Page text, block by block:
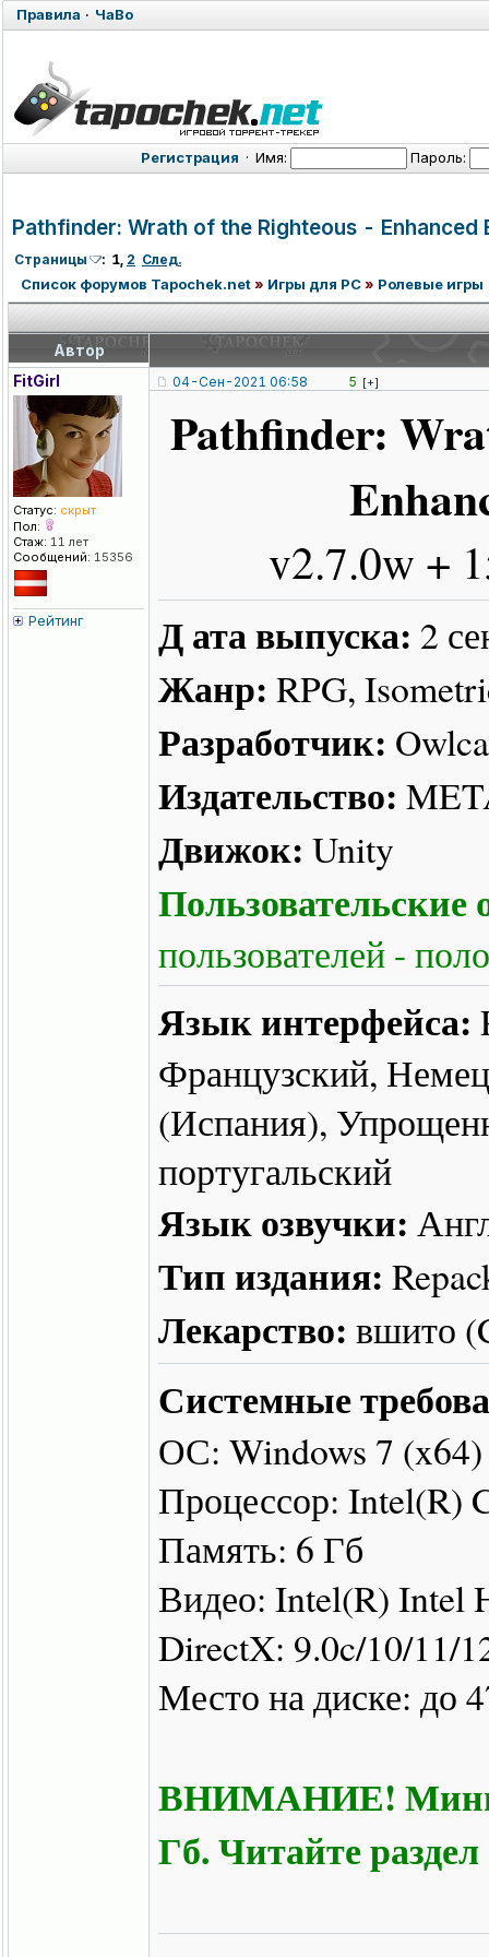
Правила · ЧаВо
Регистрация · Имя: Пароль:
Pathfinder: Wrath of the Righteous - Enhanced
Страницы : 1, 2 След.
Список форумов Tapochek.net» Игры для PC» Ролевые игры
Автор
FitGirl
Статус: скрыт
Пол:
Стаж: 11 лет
Сообщений: 15356
Рейтинг
04-Сен-2021 06:58 5 [+]
Pathfinder:
v2.7.0w +
Д ата выпуска: 2
Жанр: RPG,
Разработчик:
Издательство:
Движок: Unity
Пользовательские
пользователей -
Язык интерфейса:
Французский,
(Испания),
португальский
Язык озвучки:
Тип издания:
Лекарство: вшито
Системные
ОС: Windows 7 (x64)
Процессор: Intel(R)
Память: 6 Гб
Видео: Intel(R) Intel
DirectX: 9.0c/10/11/
Место на диске: до
ВНИМАНИЕ!
Гб. Читайте раздел